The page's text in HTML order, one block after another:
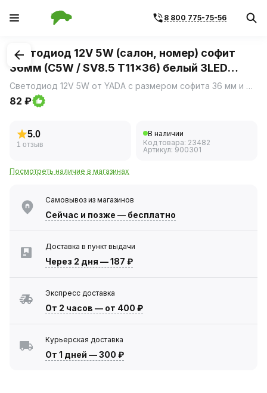
8 800 775-75-56
1/1
Светодиод 12V 5W (салон, номер) софит
36мм (C5W / SV8.5 T11x36) белый 3LED
(YADA)
Светодиод 12V 5W от YADA с размером софита 36 мм и белым светом — это идеальное решение для внутреннего освещения салона автомобиля и номеров.
82 ₽
5.0
1 отзыв
В наличии
Код товара: 23482
Артикул: 900301
Посмотреть наличие в магазинах
Самовывоз из магазинов
Сейчас и позже — бесплатно
Доставка в пункт выдачи
Через 2 дня —187 ₽
Экспресс доставка
От 2 часов — от 400 ₽
Курьерская доставка
От 1 дней —300 ₽